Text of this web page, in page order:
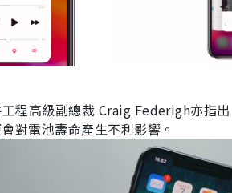
程高級副總裁 Craig Federigh亦指
對電池壽命產生不利影響。